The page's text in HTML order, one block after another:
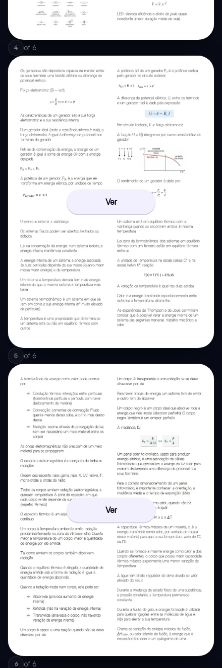
4 of 6
Ver
5 of 6
Ver
6 of 6